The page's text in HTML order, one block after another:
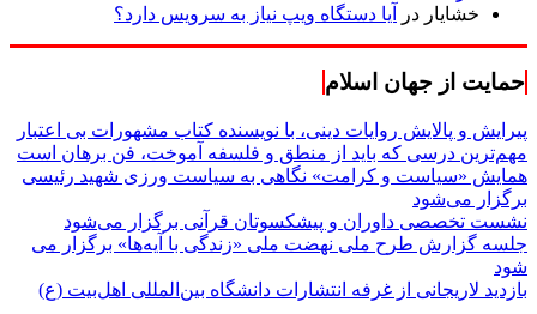
خشایار در آیا دستگاه ویپ نیاز به سرویس دارد؟
حمایت از جهان اسلام
پیرایش و پالایش روایات دینی، با نویسنده کتاب مشهورات بی اعتبار
مهم‌ترین درسی که باید از منطق و فلسفه آموخت، فن برهان است
همایش «سیاست و کرامت» نگاهی به سیاست ورزی شهید رئیسی
برگزار می‌شود
نشست تخصصی داوران و پیشکسوتان قرآنی برگزار می‌شود
جلسه گزارش طرح ملی نهضت ملی «زندگی با آیه‌ها» برگزار می
شود
بازدید لاریجانی از غرفه انتشارات دانشگاه بین‌المللی اهل‌بیت (ع)